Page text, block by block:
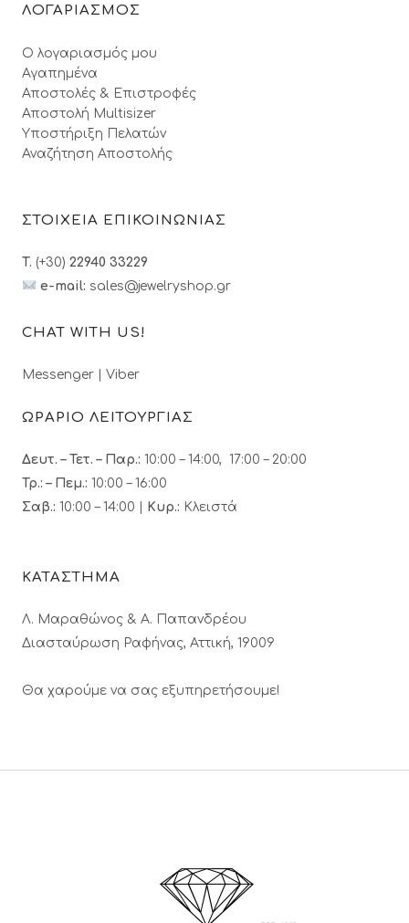
ΛΟΓΑΡΙΑΣΜΟΣ
Ο λογαριασμός μου
Αγαπημένα
Αποστολές & Επιστροφές
Αποστολή Multisizer
Υποστήριξη Πελατών
Αναζήτηση Αποστολής
ΣΤΟΙΧΕΙΑ ΕΠΙΚΟΙΝΩΝΙΑΣ
T. (+30) 22940 33229
e-mail: sales@jewelryshop.gr
CHAT WITH US!
Messenger Viber
ΩΡΑΡΙΟ ΛΕΙΤΟΥΡΓΙΑΣ
Δευτ. – Τετ. – Παρ.: 10:00 – 14:00, 17:00 – 20:00
Τρ.: – Πεμ.: 10:00 – 16:00
Σαβ.: 10:00 – 14:00 | Κυρ.: Κλειστά
ΚΑΤΑΣΤΗΜΑ
Λ. Μαραθώνος & A. Παπανδρέου
Διασταύρωση Ραφήνας, Αττική, 19009
Θα χαρούμε να σας εξυπηρετήσουμε!